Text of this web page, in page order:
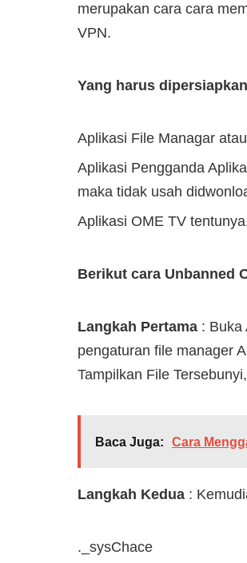
merupakan cara cara
VPN.
Yang harus
Aplikasi File Managar
Aplikasi Pengganda
maka tidak usah
Aplikasi OME TV
Berikut cara Unbanned
Langkah Pertama : Buka
pengaturan file manager
Tampilkan File
Baca Juga: Cara
Langkah Kedua :
._sysChace